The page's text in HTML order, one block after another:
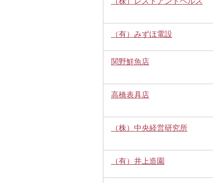
（有）みずほ電設
関野鮮魚店
高橋表具店
（株）中央経営研究所
（有）井上造園